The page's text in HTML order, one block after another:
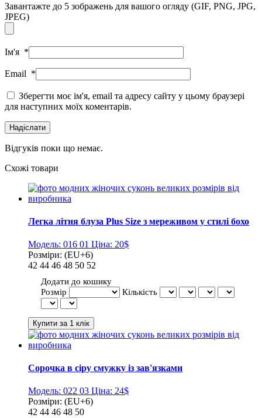
Завантажте до 5 зображень для вашого огляду (GIF, PNG, JPG,
JPEG)
Ім'я *
Email *
Зберегти моє ім'я, email та адресу сайту у цьому браузері
для наступних моїх коментарів.
Відгуків поки що немає.
Схожі товари
Легка літня блуза Plus Size з мереживом у стилі бохо
Модель: 016 01 Ціна: 20$
Розміри: (EU+6)
42 44 46 48 50 52
Додати до кошику
Розмір
Кількість
Сорочка в сіру смужку із зав'язками
Модель: 022 03 Ціна: 24$
Розміри: (EU+6)
42 44 46 48 50